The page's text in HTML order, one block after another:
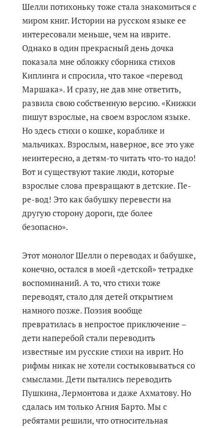
Шелли потихоньку тоже стала знакомиться с
миром книг. Истории на русском языке ее
интересовали меньше, чем на иврите.
Однако в один прекрасный день дочка
показала мне обложку сборника стихов
Киплинга и спросила, что такое «перевод
Маршака». И сразу, не дав мне ответить,
развила свою собственную версию. «Книжки
пишут взрослые, на своем взрослом языке.
Но здесь стихи о кошке, кораблике и
мальчиках. Взрослым, наверное, все это уже
неинтересно, а детям-то читать что-то надо!
Вот и существуют такие люди, которые
взрослые слова превращают в детские. Пе-
ре-вод! Это как бабушку перевести на
другую сторону дороги, где более
безопасно».
Этот монолог Шелли о переводах и бабушке,
конечно, остался в моей «детской» тетрадке
воспоминаний. А то, что стихи тоже
переводят, стало для детей открытием
намного позже. Поэзия вообще
превратилась в непростое приключение –
дети наперебой стали переводить
известные им русские стихи на иврит. Но
рифмы никак не хотели состыковываться со
смыслами. Дети пытались переводить
Пушкина, Лермонтова и даже Ахматову. Но
сдалась им только Агния Барто. Мы с
ребятами решили, что относительная